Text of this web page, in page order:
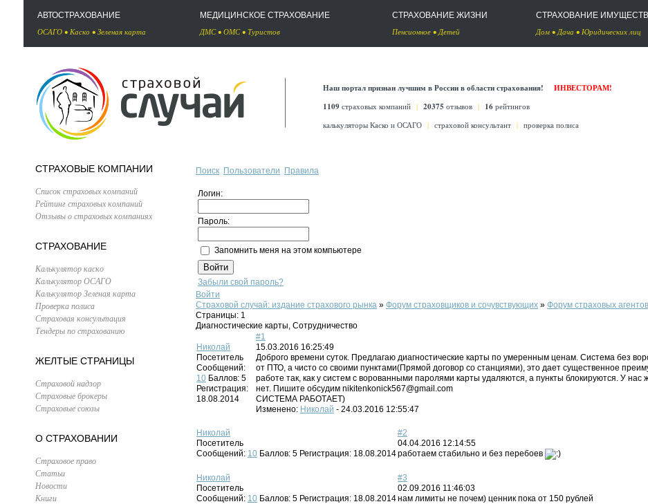
АВТОСТРАХОВАНИЕ
ОСАГО • Каско • Зеленая карта
МЕДИЦИНСКОЕ СТРАХОВАНИЕ
ДМС• ОМС• Туристов
СТРАХОВАНИЕ ЖИЗНИ
Пенсионное •Детей
СТРАХОВАНИЕ
Дом •Дача • Юридических лиц
Наш портал признан лучшим в России в области страхования!
ИНВЕСТОРАМ!
1109 страховых компаний | 20375 отзывов | 16 рейтингов
калькуляторы Каско и ОСАГО | страховой консультант | проверка полиса
СТРАХОВЫЕ КОМПАНИИ
Список страховых компаний
Рейтинг страховых компаний
Отзывы о страховых компаниях
СТРАХОВАНИЕ
Калькулятор каско
Калькулятор ОСАГО
Калькулятор Зеленая карта
Проверка полиса
Страховая консультация
Тендеры по страхованию
ЖЕЛТЫЕ СТРАНИЦЫ
Страховой надзор
Страховые брокеры
Страховые союзы
О СТРАХОВАНИИ
Страховое право
Статьи
Новости
Книги
Поиск Пользователи
Правила
Логин:
Пароль:
Запомнить меня на этом компьютере
Забыли свой пароль?
Войти
Страховой случай: издание страхового рынка » Форум страховщиков и сочувствующих » Форум страховых агентов
Страницы: 1
Диагностические карты, Сотрудничество
Николай
Посетитель
Сообщений:
10 Баллов: 5
Регистрация:
18.08.2014
#1
15.03.2016 16:25:49
Доброго времени суток. Предлагаю диагностические карты по умеренным ценам. Система без
от ПТО, а чисто со своими пунктами(Прямой договор со станциями), это дает существенное
работе так, как у систем с ворованными паролями карты удаляются, а пункты блокируются. У нас
нет. Пишите обсудим nikitenkonick567@gmail.com
СИСТЕМА РАБОТАЕТ)
Изменено: Николай - 24.03.2016 12:55:47
Николай
Посетитель
Сообщений: 10 Баллов: 5 Регистрация: 18.08.2014
#2
04.04.2016 12:14:55
работаем стабильно и без перебоев
Николай
Посетитель
Сообщений: 10 Баллов: 5 Регистрация: 18.08.2014
#3
02.09.2016 11:46:03
нам лимиты не почем) ценник пока от 150 рублей